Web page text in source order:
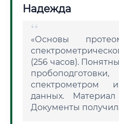
Надежда
«Основы
(256 часов).
спектрометром
данных.
Документы